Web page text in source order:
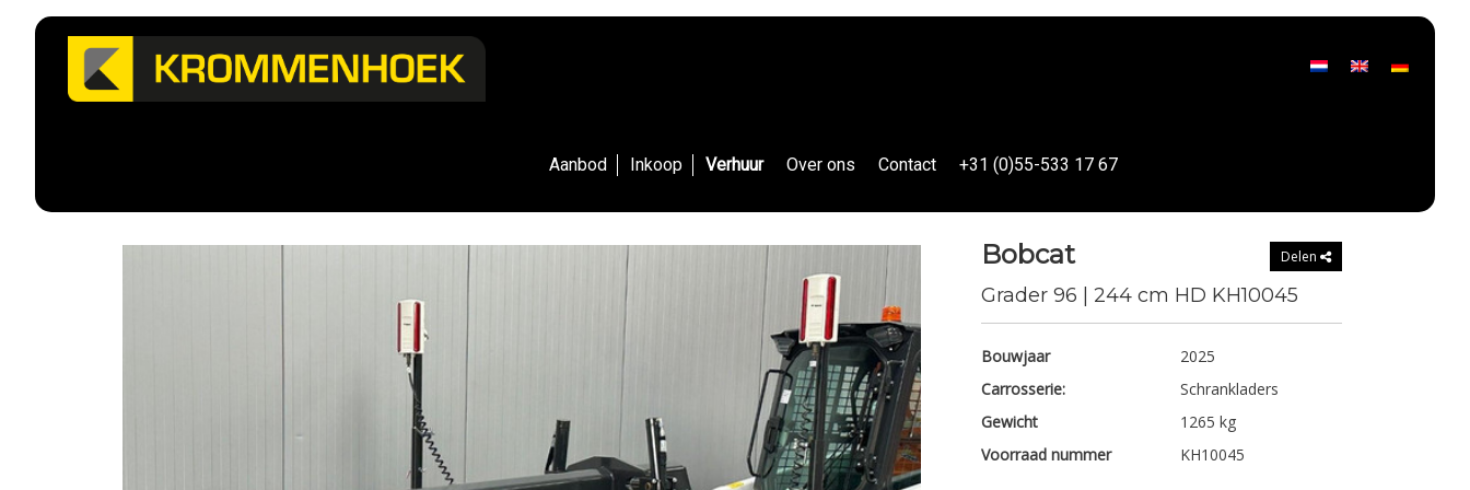
Aanbod Inkoop Verhuur Over ons Contact +31 (0)55-533 17 67
Delen
Bobcat
Grader 96 | 244 cm HD KH10045
Bouwjaar
2025
Carrosserie:
Schrankladers
Gewicht
1265 kg
Voorraad nummer
KH10045